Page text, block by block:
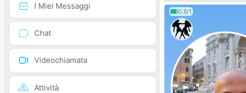
I Miei Messaggi
Chat
Videochiamata
Attività
0.8/1